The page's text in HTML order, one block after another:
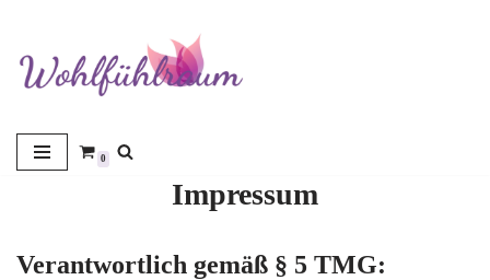
Zum
Inhalt
0
Impressum
Verantwortlich gemäß § 5 TMG: